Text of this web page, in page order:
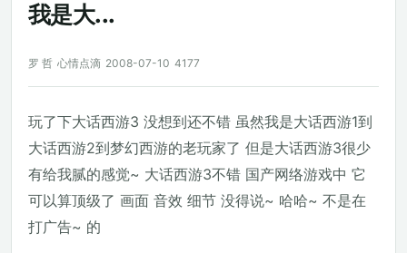
我是大...
罗 哲 心情点滴 2008-07-10 4177
玩了下大话西游3 没想到还不错 虽然我是大话西游1到
大话西游2到梦幻西游的老玩家了 但是大话西游3很少
有给我腻的感觉~ 大话西游3不错 国产网络游戏中 它
可以算顶级了 画面 音效 细节 没得说~ 哈哈~ 不是在
打广告~ 的